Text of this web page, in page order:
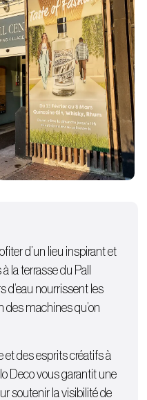
d’un lieu inspirant et
la terrasse du Pall
d’eau nourrissent les
des machines qu’on
des esprits créatifs à
Deco vous garantit une
soutenir la visibilité de